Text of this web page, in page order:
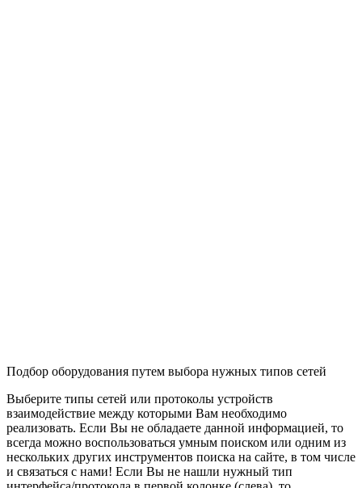
Подбор оборудования путем выбора нужных типов сетей
Выберите типы сетей или протоколы устройств
взаимодействие между которыми Вам необходимо
реализовать. Если Вы не обладаете данной информацией, то
всегда можно воспользоваться умным поиском или одним из
нескольких других инструментов поиска на сайте, в том числе
и связаться с нами! Если Вы не нашли нужный тип